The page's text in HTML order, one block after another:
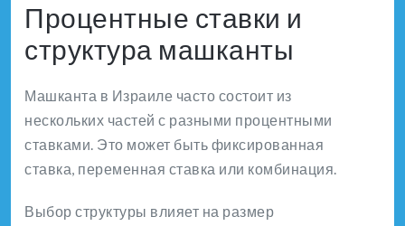
Процентные ставки и
структура машканты
Машканта в Израиле часто состоит из
нескольких частей с разными процентными
ставками. Это может быть фиксированная
ставка, переменная ставка или комбинация.
Выбор структуры влияет на размер